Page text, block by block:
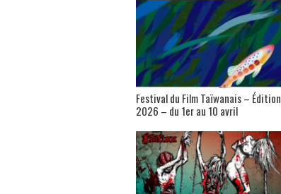
Festival du Film Taïwanais – Édition
2026 – du 1er au 10 avril